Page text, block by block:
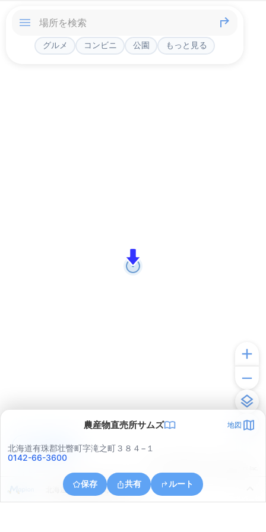
グルメ コンビニ 公園 もっと見る
農産物直売所サムズ 地図
北海道有珠郡壮瞥町字滝之町３８４−１
0142-66-3600
保存 共有 ルート
北海道有珠郡壮瞥町字滝之町
アプリで見る